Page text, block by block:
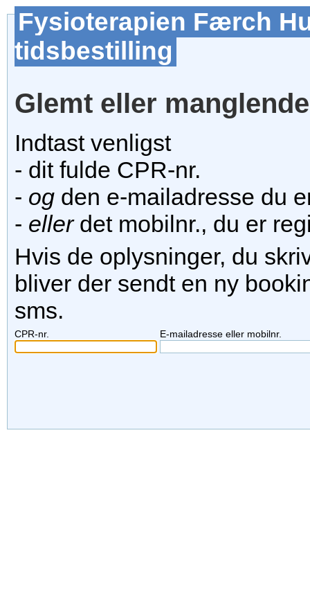
Fysioterapien Færch
tidsbestilling
Glemt eller
Indtast venligst
- dit fulde CPR-nr.
- og den e-mailadresse du
- ellerdet mobilnr., du er
Hvis de oplysninger, du
bliver der sendt en ny
sms.
CPR-nr. E-mailadresse eller mobilnr.